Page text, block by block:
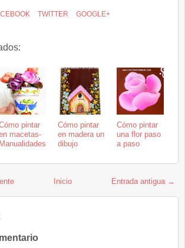
TWITTER GOOGLE+
pintar
macetas-
Manualidades
Cómo pintar
en madera un
dibujo
Cómo pintar
una flor paso
a paso
Entrada antigua →
Inicio